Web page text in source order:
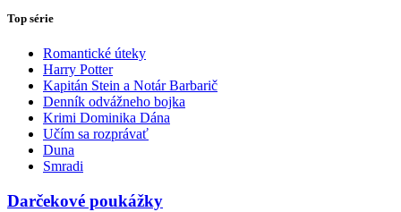
Top série
Romantické úteky
Harry Potter
Kapitán Stein a Notár Barbarič
Denník odvážneho bojka
Krimi Dominika Dána
Učím sa rozprávať
Duna
Smradi
Darčekové poukážky